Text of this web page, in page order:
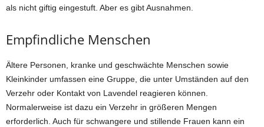
als nicht giftig eingestuft. Aber es gibt Ausnahmen.
Empfindliche Menschen
Ältere Personen, kranke und geschwächte Menschen sowie
Kleinkinder umfassen eine Gruppe, die unter Umständen auf den
Verzehr oder Kontakt von Lavendel reagieren können.
Normalerweise ist dazu ein Verzehr in größeren Mengen
erforderlich. Auch für schwangere und stillende Frauen kann ein